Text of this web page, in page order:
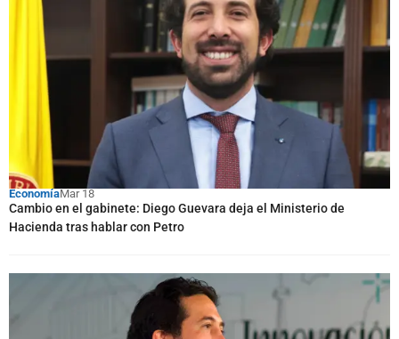
EconomíaMar 18
Cambio en el gabinete: Diego Guevara deja el Ministerio de
Hacienda tras hablar con Petro